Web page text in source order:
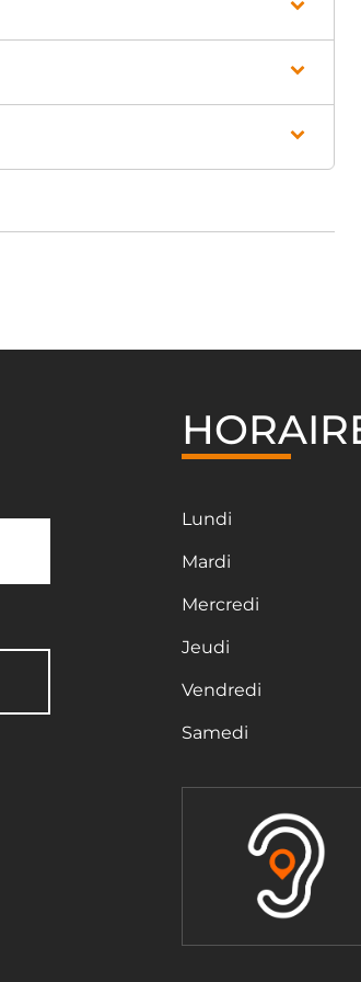
Lundi
Mardi
Mercredi
Jeudi
Vendredi
Samedi